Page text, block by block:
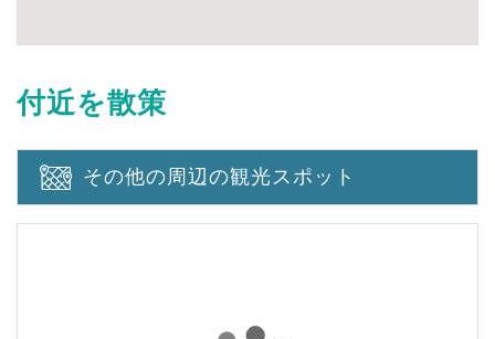
付近を散策
その他の周辺の観光スポット